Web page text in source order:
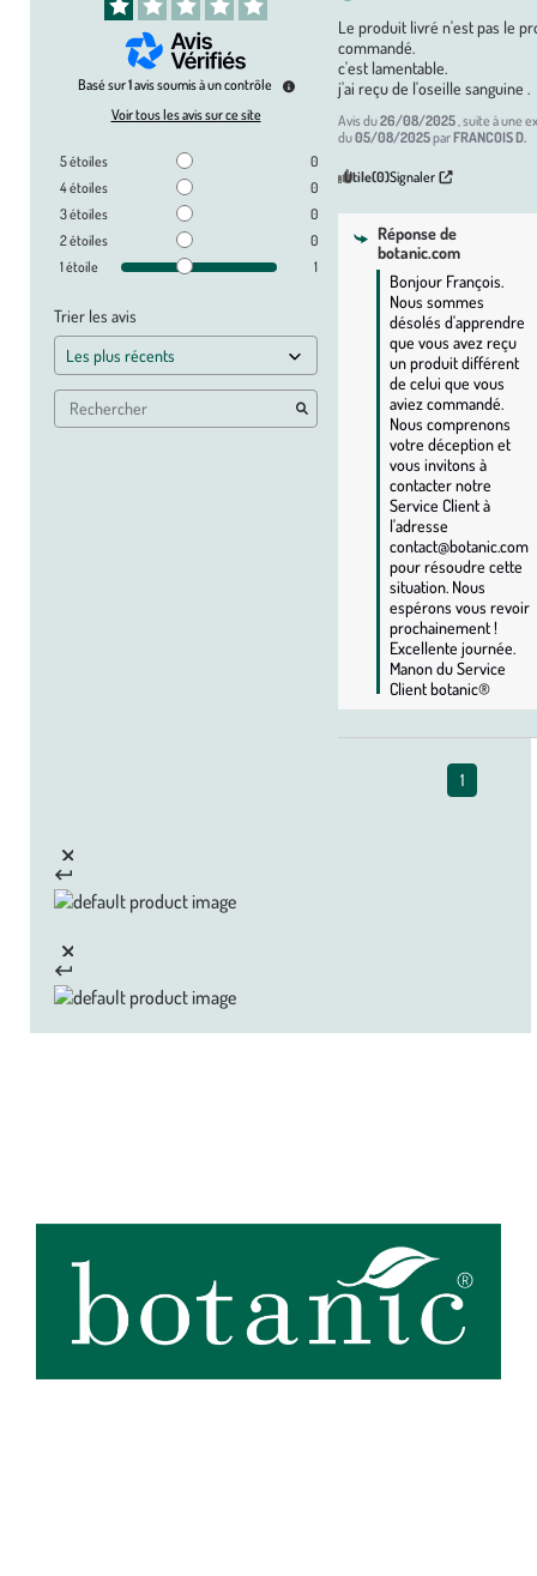
Basé sur1avis soumis à un contrôle
Voir tous les avis sur ce site
5étoiles
0
4étoiles
0
3étoiles
0
2étoiles
0
1étoile 1
Trier les avis
Le produit livré n'est pas le
commandé.
c'est lamentable.
j'ai reçu de l'oseille sanguine .
Avis du26/08/2025 , suite à une
du05/08/2025parFRANCOIS D.
Utile(0)Signaler
Réponse de
botanic.com
Bonjour François.
Nous sommes
désolés d'apprendre
que vous avez reçu
un produit différent
de celui que vous
aviez commandé.
Nous comprenons
votre déception et
vous invitons à
contacter notre
Service Client à
l'adresse
contact@botanic.com
pour résoudre cette
situation. Nous
espérons vous revoir
prochainement !
Excellente journée.
Manon du Service
Client botanic®
1